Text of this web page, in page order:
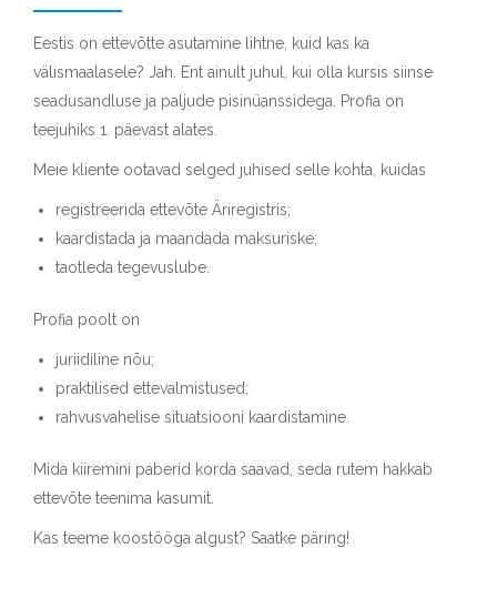
Eestis on ettevõtte asutamine lihtne, kuid kas ka
välismaalasele? Jah. Ent ainult juhul, kui olla kursis siinse
seadusandluse ja paljude pisinüanssidega. Profia on
teejuhiks 1. päevast alates.
Meie kliente ootavad selged juhised selle kohta, kuidas
registreerida ettevõte Äriregistris;
kaardistada ja maandada maksuriske;
taotleda tegevuslube.
Profia poolt on
juriidiline nõu;
praktilised ettevalmistused;
rahvusvahelise situatsiooni kaardistamine.
Mida kiiremini paberid korda saavad, seda rutem hakkab
ettevõte teenima kasumit.
Kas teeme koostööga algust? Saatke päring!